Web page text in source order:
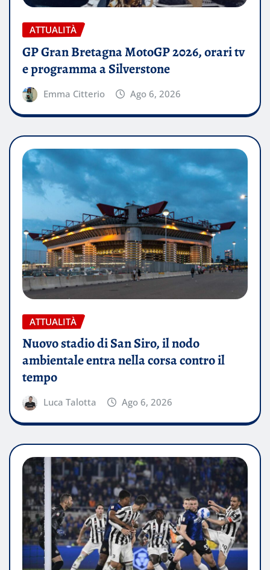
ATTUALITÀ
GP Gran Bretagna MotoGP 2026, orari tv
e programma a Silverstone
Emma Citterio Ago 6, 2026
ATTUALITÀ
Nuovo stadio di San Siro, il nodo
ambientale entra nella corsa contro il
tempo
Luca Talotta Ago 6, 2026